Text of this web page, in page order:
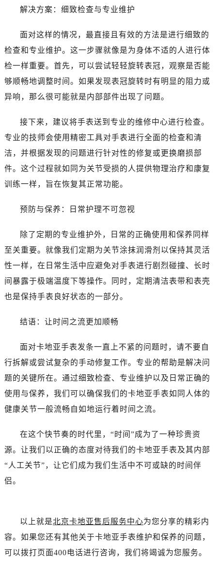
解决方案：细致检查与专业维护
面对这样的情况，最直接且有效的方法是进行细致的
检查和专业维护。这一步骤就像是为身体不适的人进行体
检一样重要。首先，可以尝试轻轻旋转表冠，观察是否能
够顺畅地调整时间。如果发现表冠旋转时有明显的阻力或
异响，那么很可能就是内部部件出现了问题。
接下来，建议将手表送到专业的维修中心进行检查。
专业的技师会使用精密工具对手表进行全面的检查和清
洁，并根据发现的问题进行针对性的修复或更换磨损部
件。这个过程就如同为关节受损的人提供物理治疗和康复
训练一样，旨在恢复其正常功能。
预防与保养：日常护理不可忽视
除了定期的专业维护外，日常的正确使用和保养同样
至关重要。就像我们定期为关节涂抹润滑剂以保持其灵活
性一样，在日常生活中应避免对手表进行剧烈碰撞、长时
间暴露于极端温度下等操作。同时，定期清洁表带和表壳
也是保持手表良好状态的一部分。
结语：让时间之流更加顺畅
面对卡地亚手表发条一直上不紧的问题时，请不要自
行拆解或尝试复杂的手动修复工作。专业的帮助是解决问
题的关键所在。通过细致检查、专业维护以及日常正确的
使用与保养，我们可以确保我们的卡地亚手表如同人体的
健康关节一般流畅自如地运行着时间之流。
在这个快节奏的时代里，“时间”成为了一种珍贵资
源。让我们以正确的态度对待我们的卡地亚手表及其内部
“人工关节”，让它们成为我们生活中不可或缺的时间伴
侣。
以上就是北京卡地亚售后服务中心为您分享的精彩内
容。如果您还有其他关于卡地亚手表维护和保养的问题，
可以拨打页面400电话进行咨询，我们将竭诚为您服务。